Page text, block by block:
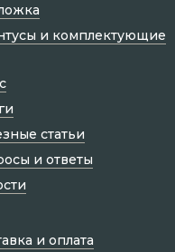
статьи
и ответы
и оплата
и комплектующие